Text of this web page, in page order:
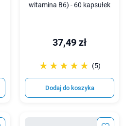
witamina B6) - 60 kapsułek
37,49 zł
☆☆☆☆☆
★★★★★ (5)
Dodaj do koszyka